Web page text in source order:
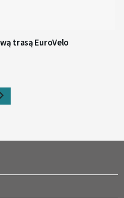
trasą EuroVelo